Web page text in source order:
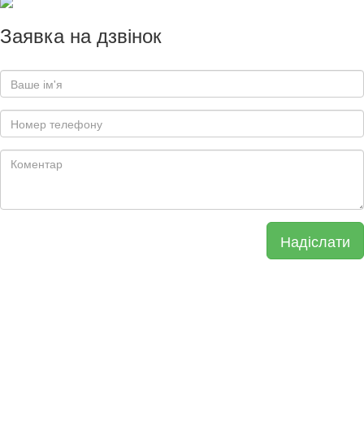
Заявка на дзвінок
Надіслати